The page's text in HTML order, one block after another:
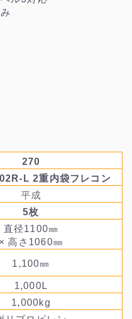
270
L 2重内袋フレコン
平成
5枚
直径1100㎜
× 高さ1060㎜
1,100㎜
1,000L
1,000kg